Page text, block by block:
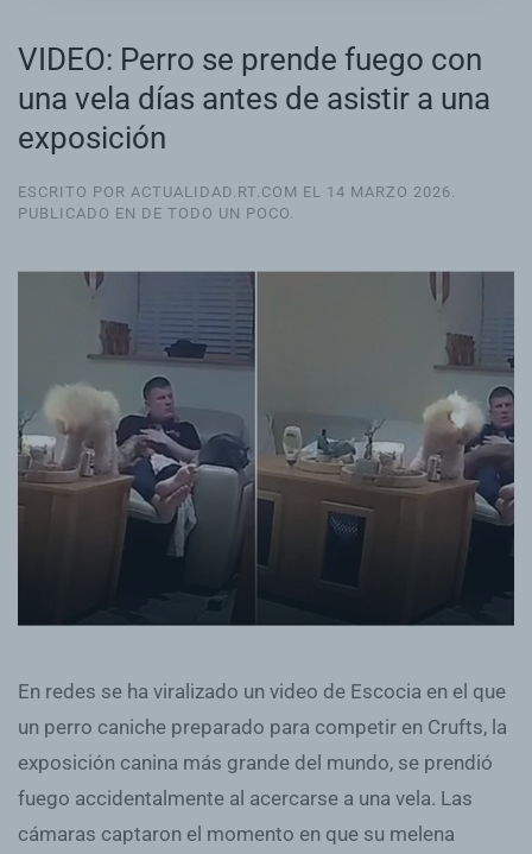
VIDEO: Perro se prende fuego con
una vela días antes de asistir a una
exposición
ESCRITO POR ACTUALIDAD.RT.COM EL 14 MARZO 2026
PUBLICADO EN DE TODO UN POCO
En redes se ha viralizado un video de Escocia en el que
un perro caniche preparado para competir en Crufts, la
exposición canina más grande del mundo, se prendió
fuego accidentalmente al acercarse a una vela. Las
cámaras captaron el momento en que su melena